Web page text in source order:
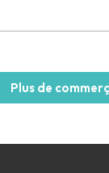
Plus de